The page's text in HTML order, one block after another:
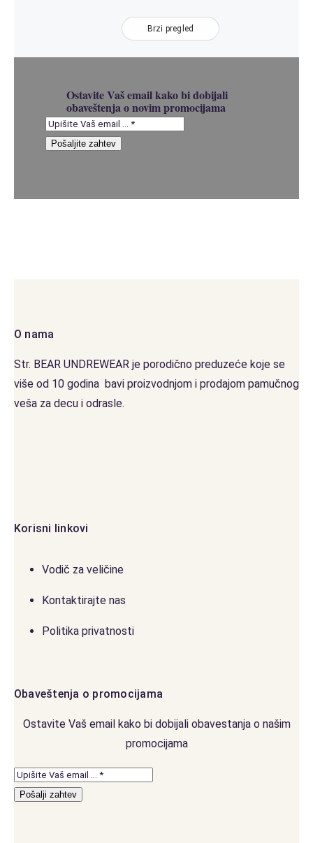
Brzi pregled
Ostavite Vaš email kako bi dobijali
obaveštenja o novim promocijama
Pošaljite zahtev
O nama
Str. BEAR UNDREWEAR je porodično preduzeće koje se
više od 10 godina bavi proizvodnjom i prodajom pamučnog
veša za decu i odrasle.
Korisni linkovi
Vodič za veličine
Kontaktirajte nas
Politika privatnosti
Obaveštenja o promocijama
Ostavite Vaš email kako bi dobijali obavestanja o našim
promocijama
Pošalji zahtev